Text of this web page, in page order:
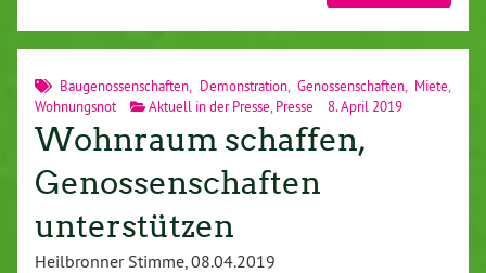
Baugenossenschaften Demonstration, Genossenschaften, Miete
Wohnungsnot
Aktuell in der Presse Presse 8. April 2019
Wohnraum schaffen,
Genossenschaften
unterstützen
Heilbronner Stimme, 08.04.2019